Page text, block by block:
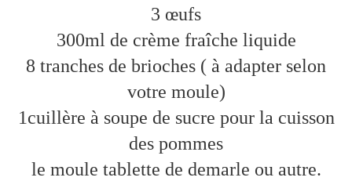
3 œufs
300ml de crème fraîche liquide
8 tranches de brioches ( à adapter selon
votre moule)
1cuillère à soupe de sucre pour la cuisson
des pommes
le moule tablette de demarle ou autre.